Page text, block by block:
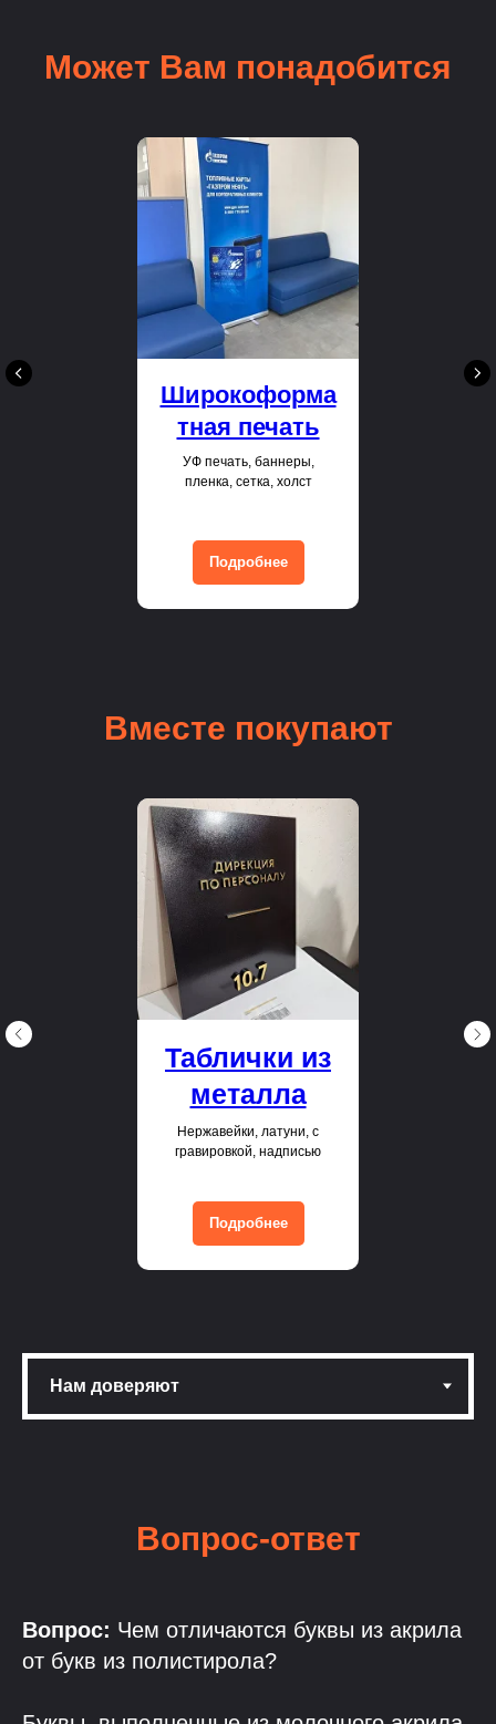
Может Вам понадобится
Широкоформа
тная печать
УФ печать, баннеры,
пленка, сетка, холст
Подробнее
Вместе покупают
Таблички из
металла
Нержавейки, латуни, с
гравировкой, надписью
Подробнее
Вопрос-ответ
Вопрос: Чем отличаются буквы из акрила
от букв из полистирола?